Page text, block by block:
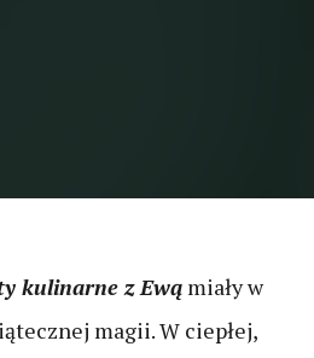
kulinarne z Ewą miały w
magii. W ciepłej,